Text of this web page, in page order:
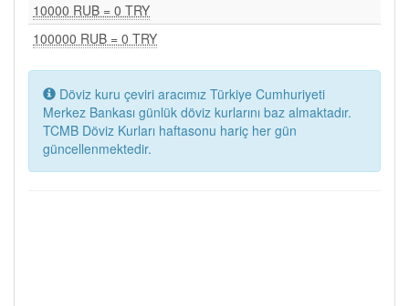
10000 RUB = 0 TRY
100000 RUB = 0 TRY
Döviz kuru çeviri aracımız Türkiye Cumhuriyeti
Merkez Bankası günlük döviz kurlarını baz almaktadır.
TCMB Döviz Kurları haftasonu hariç her gün
güncellenmektedir.